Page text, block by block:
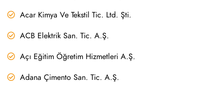
Acar Kimya Ve Tekstil Tic. Ltd. Şti.
ACB Elektrik San. Tic. A.Ş.
Açı Eğitim Öğretim Hizmetleri A.Ş.
Adana Çimento San. Tic. A.Ş.